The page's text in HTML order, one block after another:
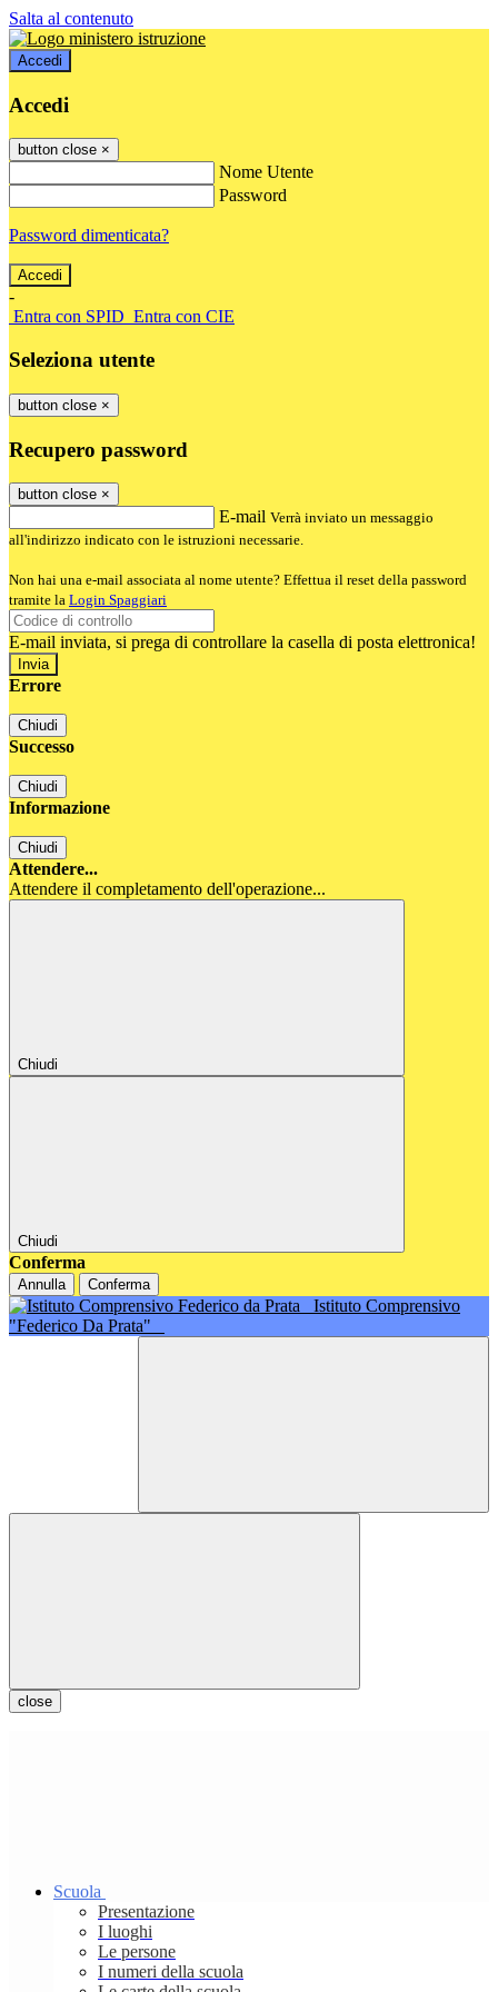
Salta al contenuto
Accedi
Accedi
button close ×
Nome Utente
Password
Password dimenticata?
-
Entra con SPID Entra con CIE
Seleziona utente
button close ×
Recupero password
button close ×
E-mail Verrà inviato un messaggio
all'indirizzo indicato con le istruzioni necessarie.
Non hai una e-mail associata al nome utente? Effettua il reset della password
tramite la Login Spaggiari
E-mail inviata, si prega di controllare la casella di posta elettronica!
Errore
Chiudi
Successo
Chiudi
Informazione
Chiudi
Attendere...
Attendere il completamento dell'operazione...
Chiudi
Chiudi
Conferma
Annulla Conferma
Istituto Comprensivo
"Federico Da Prata"
close
Scuola
Presentazione
I luoghi
Le persone
I numeri della scuola